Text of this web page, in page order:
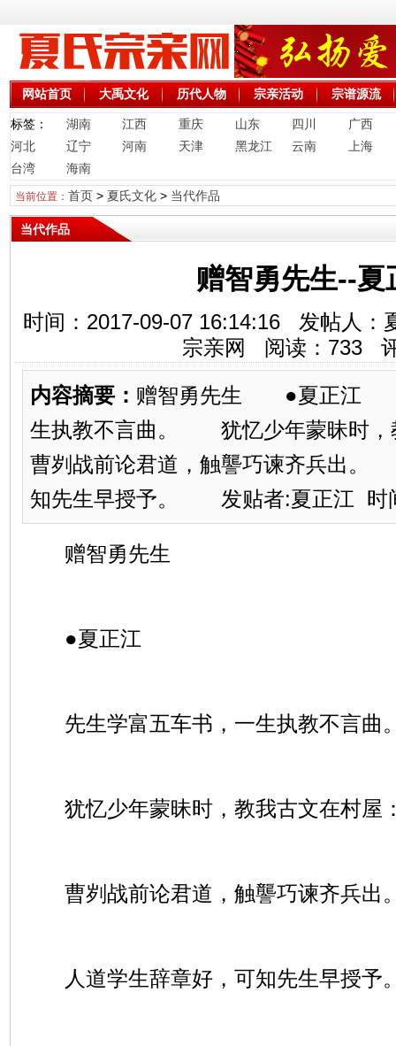
网站首页 大禹文化 历代人物 宗亲活动 宗谱源流
标签： 湖南 江西 重庆 山东 四川
广西
河北
辽宁 河南 天津 黑龙江 云南
上海
台湾
海南
当前位置： 首页> 夏氏文化> 当代作品
当代作品
赠智勇先生--夏
时间：2017-09-07 16:14:16 发帖人
宗亲网 阅读： 733评
内容摘要： 赠智勇先生 ●夏正江
生执教不言曲。 犹忆少年蒙昧时
曹刿战前论君道，触讋巧谏齐兵出
知先生早授予。 发贴者:夏正江 时
赠智勇先生
●夏正江
先生学富五车书，一生执教不言曲
犹忆少年蒙昧时，教我古文在村屋
曹刿战前论君道，触讋巧谏齐兵出
人道学生辞章好，可知先生早授予